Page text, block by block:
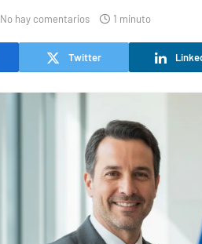
No hay comentarios 1 minuto
Twitter